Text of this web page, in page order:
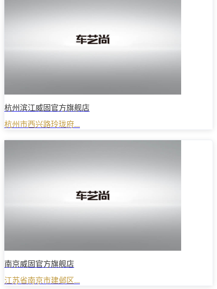
杭州滨江威固官方旗舰店
杭州市西兴路玲珑府...
南京威固官方旗舰店
江苏省南京市建邺区...